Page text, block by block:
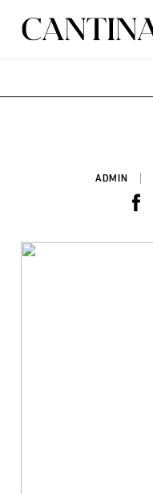
ADMIN